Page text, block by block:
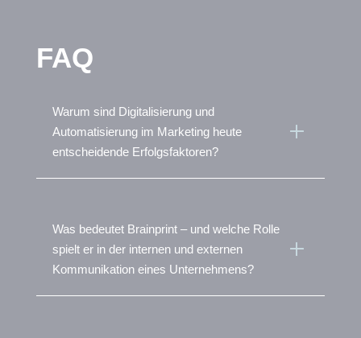
FAQ
L
Warum sind Digitalisierung und
Automatisierung im Marketing heute
entscheidende Erfolgsfaktoren?
L
Was bedeutet Brainprint – und welche Rolle
spielt er in der internen und externen
Kommunikation eines Unternehmens?